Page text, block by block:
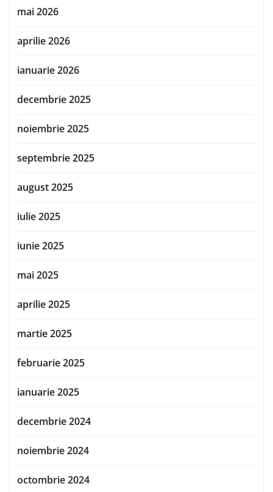
mai 2026
aprilie 2026
ianuarie 2026
decembrie 2025
noiembrie 2025
septembrie 2025
august 2025
iulie 2025
iunie 2025
mai 2025
aprilie 2025
martie 2025
februarie 2025
ianuarie 2025
decembrie 2024
noiembrie 2024
octombrie 2024